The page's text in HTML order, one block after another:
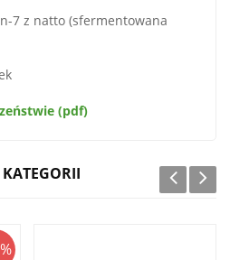
7 z natto (sfermentowana
(pdf)